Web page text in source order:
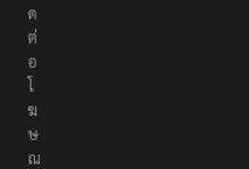
ด
ต่
อ
โ
ฆ
ษ
ณ